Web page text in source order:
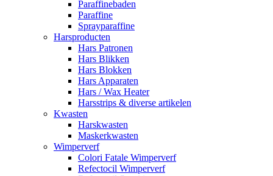
Paraffinebaden
Paraffine
Sprayparaffine
Harsproducten
Hars Patronen
Hars Blikken
Hars Blokken
Hars Apparaten
Hars / Wax Heater
Harsstrips & diverse artikelen
Kwasten
Harskwasten
Maskerkwasten
Wimperverf
Colori Fatale Wimperverf
Refectocil Wimperverf